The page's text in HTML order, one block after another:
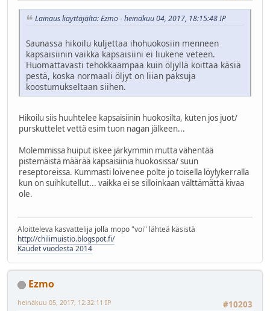
Lainaus käyttäjältä: Ezmo - heinäkuu 04, 2017, 18:15:48 IP
Saunassa hikoilu kuljettaa ihohuokosiin menneen
kapsaisiinin vaikka kapsaisiini ei liukene veteen.
Huomattavasti tehokkaampaa kuin öljyllä koittaa käsiä
pestä, koska normaali öljyt on liian paksuja
koostumukseltaan siihen.
Hikoilu siis huuhtelee kapsaisiinin huokosilta, kuten jos juot/
purskuttelet vettä esim tuon nagan jälkeen...
Molemmissa huiput iskee järkymmin mutta vähentää
pistemäistä määrää kapsaisiinia huokosissa/ suun
reseptoreissa. Kummasti loivenee polte jo toisella löylykerralla
kun on suihkutellut... vaikka ei se silloinkaan välttämättä kivaa
ole.
Aloitteleva kasvattelija jolla mopo "voi" lähteä käsistä
http://chilimuistio.blogspot.fi/
Kaudet vuodesta 2014
Ezmo
#10203
heinäkuu 05, 2017, 12:32:11 IP